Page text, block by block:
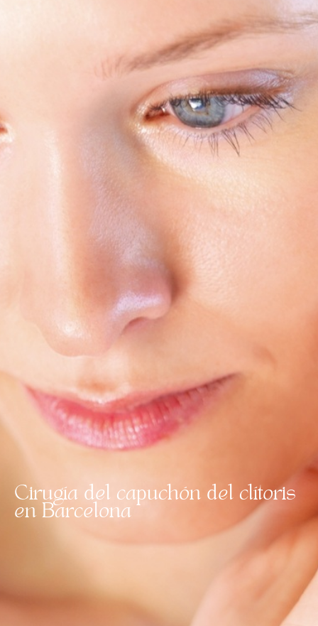
Cirugía del capuchón del clítoris
en Barcelona